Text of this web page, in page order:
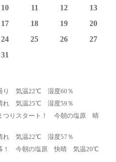
10 11 12
13
17 18 19
20
24 25 26
27
31
り 気温22℃ 湿度60％
れ 気温25℃ 湿度59％
つりスタート！ 今朝の塩原 晴
れ 気温22℃ 湿度57％
幕！ 今朝の塩原 快晴 気温20℃